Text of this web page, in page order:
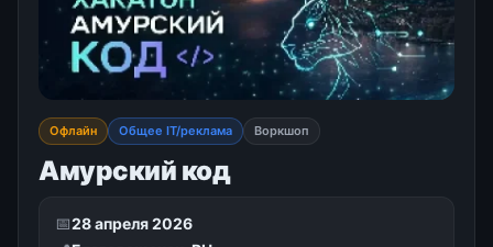
Офлайн Общее IT/реклама Воркшоп
Амурский код
📅28 апреля 2026